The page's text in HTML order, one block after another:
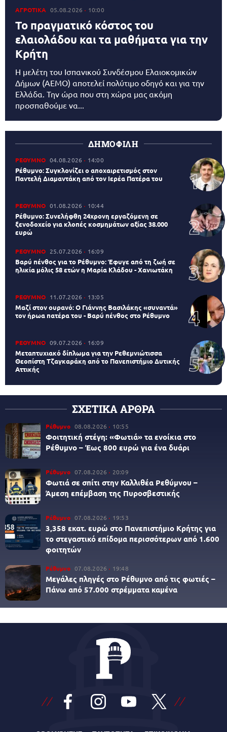
ΑΓΡΟΤΙΚΑ 05.08.2026 10:00
Το πραγματικό κόστος του
ελαιολάδου και τα μαθήματα για την
Κρήτη
Η μελέτη του Ισπανικού Συνδέσμου Ελαιοκομικών
Δήμων (AEMO) αποτελεί πολύτιμο οδηγό και για την
Ελλάδα. Την ώρα που στη χώρα μας ακόμη
προσπαθούμε να...
ΔΗΜΟΦΙΛΗ
ΡΕΘΥΜΝΟ 04.08.2026 14:00
Ρέθυμνο: Συγκλονίζει ο αποχαιρετισμός στον
Παντελή Διαμαντάκη από τον Ιερέα Πατέρα του
ΡΕΘΥΜΝΟ 01.08.2026 10:44
Ρέθυμνο: Συνελήφθη 24χρονη εργαζόμενη σε
ξενοδοχείο για κλοπές κοσμημάτων αξίας 38.000
ευρώ
ΡΕΘΥΜΝΟ 25.07.2026 16:09
Βαρύ πένθος για το Ρέθυμνο: Έφυγε από τη ζωή σε
ηλικία μόλις 58 ετών η Μαρία Κλάδου - Χανιωτάκη
ΡΕΘΥΜΝΟ 11.07.2026 13:05
Μαζί στον ουρανό: Ο Γιάννης Βασιλάκης «συναντά»
τον ήρωα πατέρα του - Βαρύ πένθος στο Ρέθυμνο
ΡΕΘΥΜΝΟ 09.07.2026 16:09
Μεταπτυχιακό δίπλωμα για την Ρεθεμνιώτισσα
Θεοπίστη Τζαγκαράκη από το Πανεπιστήμιο Δυτικής
Αττικής
ΣΧΕΤΙΚΑ ΑΡΘΡΑ
Ρέθυμνο 08.08.2026 10:55
Φοιτητική στέγη: «Φωτιά» τα ενοίκια στο
Ρέθυμνο – Έως 800 ευρώ για ένα δυάρι
Ρέθυμνο 07.08.2026 20:09
Φωτιά σε σπίτι στην Καλλιθέα Ρεθύμνου –
Άμεση επέμβαση της Πυροσβεστικής
Ρέθυμνο 07.08.2026 19:53
3,358 εκατ. ευρώ στο Πανεπιστήμιο Κρήτης για
το στεγαστικό επίδομα περισσότερων από 1.600
φοιτητών
Ρέθυμνο 07.08.2026 19:48
Μεγάλες πληγές στο Ρέθυμνο από τις φωτιές –
Πάνω από 57.000 στρέμματα καμένα